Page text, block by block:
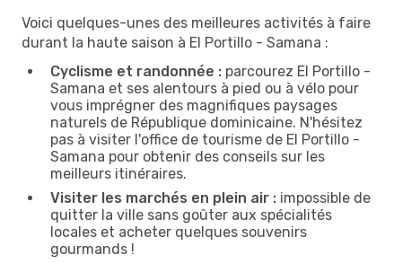
Voici quelques-unes des meilleures activités à faire
durant la haute saison à El Portillo - Samana :
Cyclisme et randonnée : parcourez El Portillo -
Samana et ses alentours à pied ou à vélo pour
vous imprégner des magnifiques paysages
naturels de République dominicaine. N'hésitez
pas à visiter l'office de tourisme de El Portillo -
Samana pour obtenir des conseils sur les
meilleurs itinéraires.
Visiter les marchés en plein air : impossible de
quitter la ville sans goûter aux spécialités
locales et acheter quelques souvenirs
gourmands !